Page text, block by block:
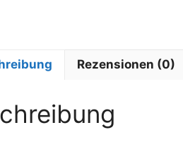
Rezensionen (0)